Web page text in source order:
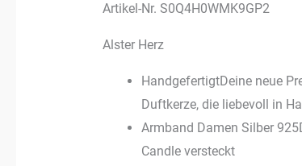
Artikel-Nr. S0Q4H0WMK9GP2
Alster Herz
HandgefertigtDeine neue
Duftkerze, die liebevoll in
Armband Damen Silber
Candle versteckt